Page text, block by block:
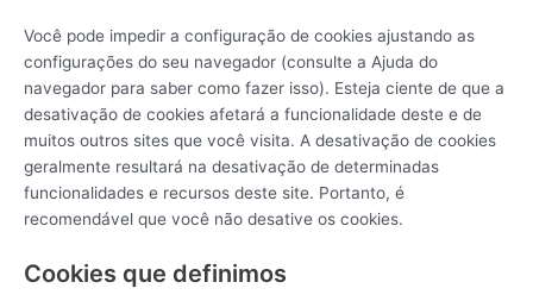
Você pode impedir a configuração de cookies ajustando as
configurações do seu navegador (consulte a Ajuda do
navegador para saber como fazer isso). Esteja ciente de que a
desativação de cookies afetará a funcionalidade deste e de
muitos outros sites que você visita. A desativação de cookies
geralmente resultará na desativação de determinadas
funcionalidades e recursos deste site. Portanto, é
recomendável que você não desative os cookies.
Cookies que definimos